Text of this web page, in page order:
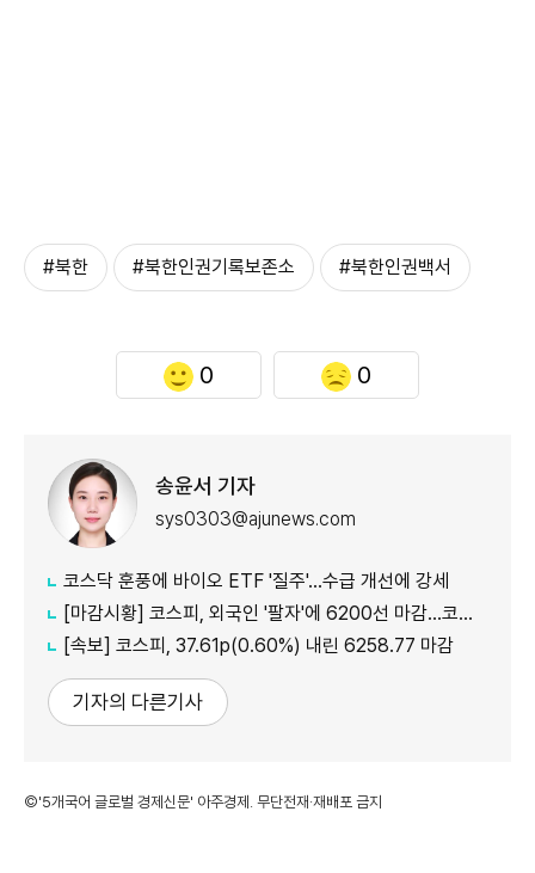
#북한 #북한인권기록보존소 #북한인권백서
0 0
송윤서 기자
sys0303@ajunews.com
코스닥 훈풍에 바이오 ETF '질주'…수급 개선에 강세
[마감시황] 코스피, 외국인 '팔자'에 6200선 마감…코스닥도 하락
[속보] 코스피, 37.61p(0.60%) 내린 6258.77 마감
기자의 다른기사
©'5개국어 글로벌 경제신문' 아주경제. 무단전재·재배포 금지